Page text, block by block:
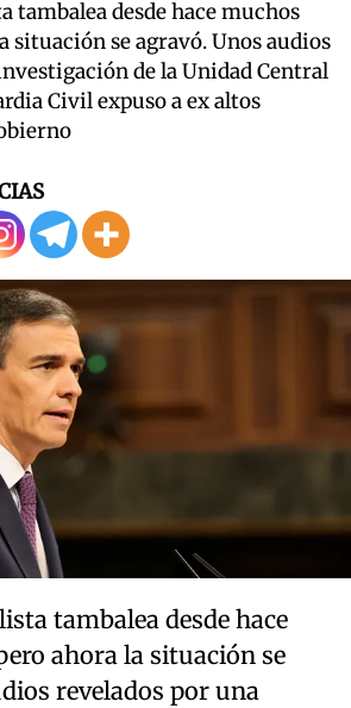
tambalea desde hace muchos
situación se agravó. Unos audios
de la Unidad Central
Civil expuso a ex altos
tambalea desde hace
ahora la situación se
revelados por una